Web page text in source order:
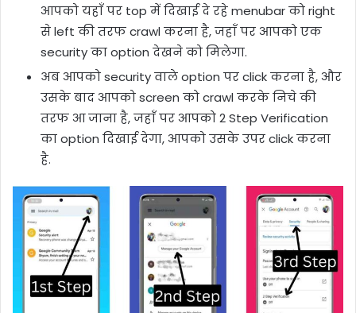
आपको यहाँ पर top में दिखाई दे रहे menubar को right
से left की तरफ crawl करना है, जहाँ पर आपको एक
security का option देखने को मिलेगा.
अब आपको security वाले option पर click करना है, और
उसके बाद आपको screen को crawl करके निचे की
तरफ आ जाना है, जहाँ पर आपको 2 Step Verification
का option दिखाई देगा, आपको उसके उपर click करना
है.